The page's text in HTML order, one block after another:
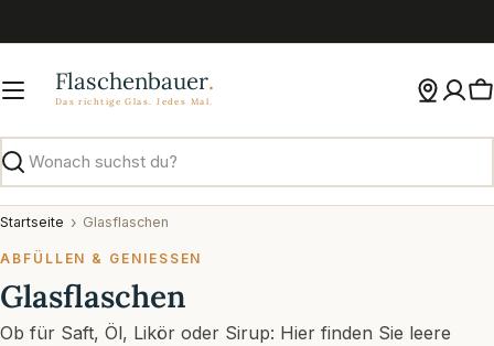
Inhalt
Suchen
Startseite Glasflaschen
ABFÜLLEN & GENIESSEN
Glasflaschen
Ob für Saft, Öl, Likör oder Sirup: Hier finden Sie leere